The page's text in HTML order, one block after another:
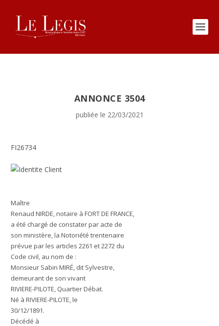
ANNONCE 3504
publiée le 22/03/2021
FI26734
Maître
Renaud NIRDE, notaire à FORT DE FRANCE,
a été chargé de constater par acte de
son ministère, la Notoriété trentenaire
prévue par les articles 2261 et 2272 du
Code civil, au nom de :
Monsieur Sabin MIRÉ, dit Sylvestre,
demeurant de son vivant
RIVIERE-PILOTE, Quartier Débat.
Né à RIVIERE-PILOTE, le
30/12/1891.
Décédé à